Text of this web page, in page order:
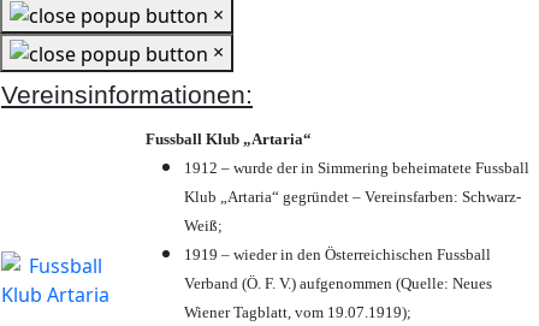
×
×
Vereinsinformationen:
Fussball Klub „Artaria“
1912 – wurde der in Simmering beheimatete Fussball
Klub „Artaria“ gegründet – Vereinsfarben: Schwarz-
Weiß;
1919 – wieder in den Österreichischen Fussball
Verband (Ö. F. V.) aufgenommen (Quelle: Neues
Wiener Tagblatt, vom 19.07.1919);